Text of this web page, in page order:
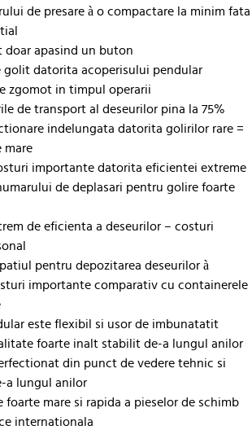
de presare à o compactare la minim fata
doar apasind un buton
golit datorita acoperisului pendular
zgomot in timpul operarii
de transport al deseurilor pina la 75%
indelungata datorita golirilor rare =
mare
importante datorita eficientei extreme
de deplasari pentru golire foarte
de eficienta a deseurilor – costuri
pentru depozitarea deseurilor à
importante comparativ cu containerele
este flexibil si usor de imbunatatit
foarte inalt stabilit de-a lungul anilor
din punct de vedere tehnic si
a lungul anilor
foarte mare si rapida a pieselor de schimb
internationala